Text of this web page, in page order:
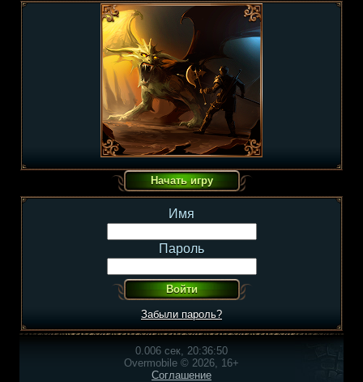
Имя
Пароль
Забыли пароль?
0.006 сек, 20:36:50
Overmobile © 2026, 16+
Соглашение